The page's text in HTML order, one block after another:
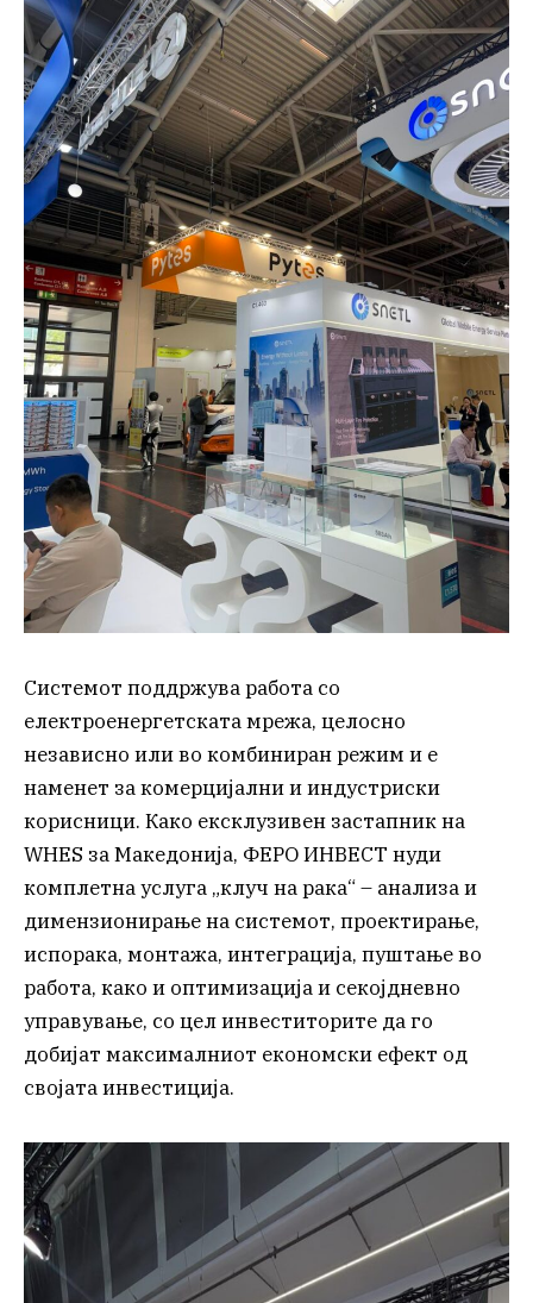
Системот поддржува работа со
електроенергетската мрежа, целосно
независно или во комбиниран режим и е
наменет за комерцијални и индустриски
корисници. Како ексклузивен застапник на
WHES за Македонија, ФЕРО ИНВЕСТ нуди
комплетна услуга „клуч на рака“ – анализа и
димензионирање на системот, проектирање,
испорака, монтажа, интеграција, пуштање во
работа, како и оптимизација и секојдневно
управување, со цел инвеститорите да го
добијат максималниот економски ефект од
својата инвестиција.